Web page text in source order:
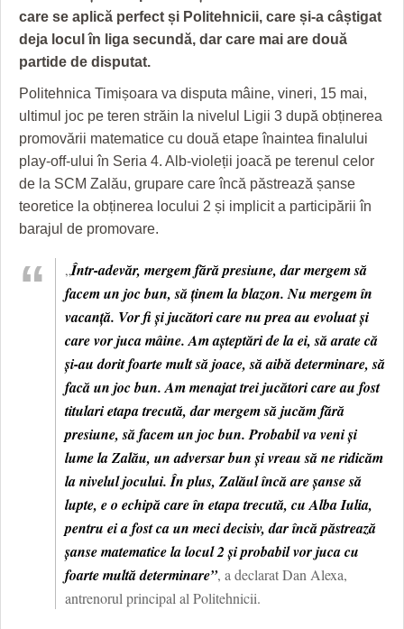
GRĂDINA TAICII DOMNULUI
ZIARISTU’ DE TERASĂ
FINANŢĂRI DE LA A LA Z
PE SURSE
CRONICĂ DE FILM
UNDE MERGEM
CLIPURI VIDEO
JOCURI ONLINE
ACCIDENTE
ANUNŢURI
CULTURA
INVATAMANT
JUSTITIE
FILME DOCUMENTARE
CLIPURI VIDEO
JOCURI ONLINE
DIVERSE
FARMACII DIN TIMIŞOARA
HARTA TIMIŞOAREI
LICEE, ŞCOLI ŞI GRĂDINIŢE DIN TIMIŞ
PRIMĂRIILE DIN TIMIŞ
SFATUL MEDICULUI
SFATURI JURIDICE
care se aplică perfect și Politehnicii, care și-a câștigat
deja locul în liga secundă, dar care mai are două
partide de disputat.
Politehnica Timișoara va disputa mâine, vineri, 15 mai,
ultimul joc pe teren străin la nivelul Ligii 3 după obținerea
promovării matematice cu două etape înaintea finalului
play-off-ului în Seria 4. Alb-violeții joacă pe terenul celor
de la SCM Zalău, grupare care încă păstrează șanse
teoretice la obținerea locului 2 și implicit a participării în
barajul de promovare.
„Într-adevăr, mergem fără presiune, dar mergem să
facem un joc bun, să ținem la blazon. Nu mergem în
vacanță. Vor fi și jucători care nu prea au evoluat și
care vor juca mâine. Am așteptări de la ei, să arate că
și-au dorit foarte mult să joace, să aibă determinare, să
facă un joc bun. Am menajat trei jucători care au fost
titulari etapa trecută, dar mergem să jucăm fără
presiune, să facem un joc bun. Probabil va veni și
lume la Zalău, un adversar bun și vreau să ne ridicăm
la nivelul jocului. În plus, Zalăul încă are șanse să
lupte, e o echipă care în etapa trecută, cu Alba Iulia,
pentru ei a fost ca un meci decisiv, dar încă păstrează
șanse matematice la locul 2 și probabil vor juca cu
foarte multă determinare”, a declarat Dan Alexa,
antrenorul principal al Politehnicii.